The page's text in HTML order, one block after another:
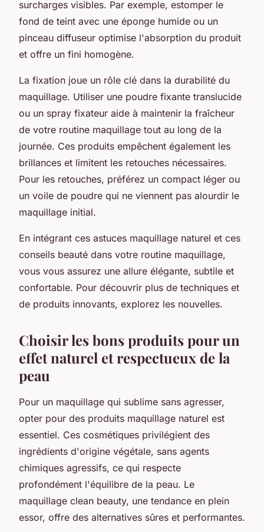
surcharges visibles. Par exemple, estomper le
fond de teint avec une éponge humide ou un
pinceau diffuseur optimise l'absorption du produit
et offre un fini homogène.
La fixation joue un rôle clé dans la durabilité du
maquillage. Utiliser une poudre fixante translucide
ou un spray fixateur aide à maintenir la fraîcheur
de votre routine maquillage tout au long de la
journée. Ces produits empêchent également les
brillances et limitent les retouches nécessaires.
Pour les retouches, préférez un compact léger ou
un voile de poudre qui ne viennent pas alourdir le
maquillage initial.
En intégrant ces astuces maquillage naturel et ces
conseils beauté dans votre routine maquillage,
vous vous assurez une allure élégante, subtile et
confortable. Pour découvrir plus de techniques et
de produits innovants, explorez les nouvelles.
Choisir les bons produits pour un
effet naturel et respectueux de la
peau
Pour un maquillage qui sublime sans agresser,
opter pour des produits maquillage naturel est
essentiel. Ces cosmétiques privilégient des
ingrédients d'origine végétale, sans agents
chimiques agressifs, ce qui respecte
profondément l'équilibre de la peau. Le
maquillage clean beauty, une tendance en plein
essor, offre des alternatives sûres et performantes.